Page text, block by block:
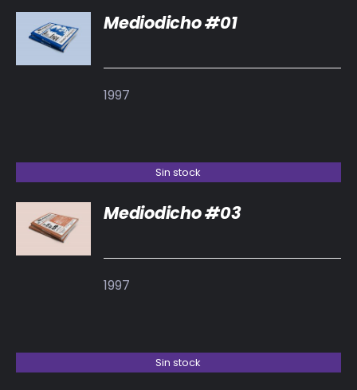
DETALLES
Mediodicho #01
1997
Sin stock
DETALLES
Mediodicho #03
1997
Sin stock